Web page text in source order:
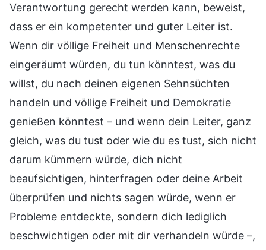
Verantwortung gerecht werden kann, beweist,
dass er ein kompetenter und guter Leiter ist.
Wenn dir völlige Freiheit und Menschenrechte
eingeräumt würden, du tun könntest, was du
willst, du nach deinen eigenen Sehnsüchten
handeln und völlige Freiheit und Demokratie
genießen könntest – und wenn dein Leiter, ganz
gleich, was du tust oder wie du es tust, sich nicht
darum kümmern würde, dich nicht
beaufsichtigen, hinterfragen oder deine Arbeit
überprüfen und nichts sagen würde, wenn er
Probleme entdeckte, sondern dich lediglich
beschwichtigen oder mit dir verhandeln würde –,